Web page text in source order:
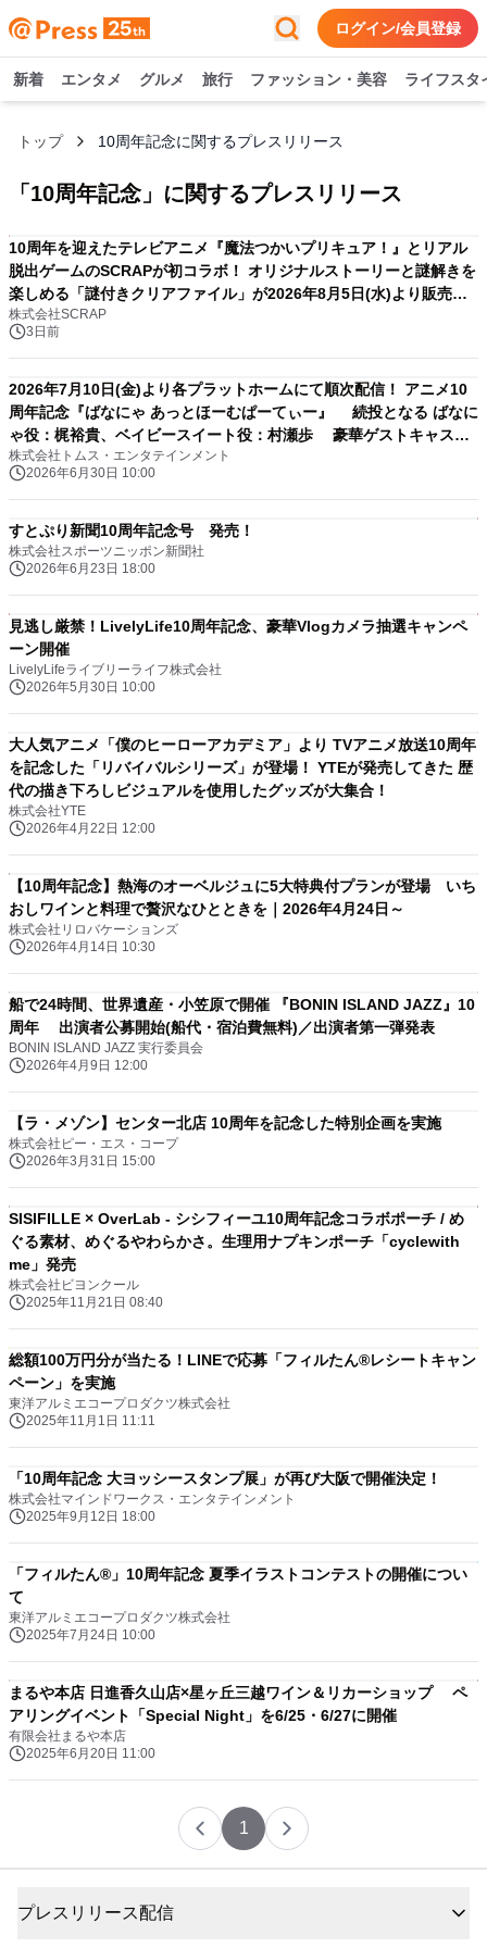
ログイン/会員登録
新着 エンタメ グルメ 旅行 ファッション・美容 ライフスタ
トップ 10周年記念に関するプレスリリース
「 10周年記念」に関するプレスリリース
10周年を迎えたテレビアニメ『魔法つかいプリキュア！』とリアル
脱出ゲームのSCRAPが初コラボ！ オリジナルストーリーと謎解きを
楽しめる「謎付きクリアファイル」が2026年8月5日(水)より販売！
アニメで声優を務めた高橋李依さん、堀江由衣さん、早見沙織さ
ん、齋藤彩夏さんの体験コメントも到着!!
株式会社SCRAP
3日前
2026年7月10日(金)より各プラットホームにて順次配信！ アニメ10
周年記念『ばなにゃ あっとほーむぱーてぃー』 続投となる ばなに
ゃ役：梶裕貴、ベイビースイート役：村瀬歩 豪華ゲストキャスト3
名 種崎敦美／伊藤ゆいな／森川智之の オフィシャルコメントが解
禁！
株式会社トムス・エンタテインメント
2026年6月30日 10:00
すとぷり新聞10周年記念号 発売！
株式会社スポーツニッポン新聞社
2026年6月23日 18:00
見逃し厳禁！LivelyLife10周年記念、豪華Vlogカメラ抽選キャンペ
ーン開催
LivelyLifeライブリーライフ株式会社
2026年5月30日 10:00
大人気アニメ「僕のヒーローアカデミア」より TVアニメ放送10周年
を記念した「リバイバルシリーズ」が登場！ YTEが発売してきた 歴
代の描き下ろしビジュアルを使用したグッズが大集合！
株式会社YTE
2026年4月22日 12:00
【10周年記念】熱海のオーベルジュに5大特典付プランが登場 いち
おしワインと料理で贅沢なひとときを｜2026年4月24日～
株式会社リロバケーションズ
2026年4月14日 10:30
船で24時間、世界遺産・小笠原で開催 『BONIN ISLAND JAZZ』10
周年 出演者公募開始(船代・宿泊費無料)／出演者第一弾発表
BONIN ISLAND JAZZ 実行委員会
2026年4月9日 12:00
【ラ・メゾン】センター北店 10周年を記念した特別企画を実施
株式会社ピー・エス・コープ
2026年3月31日 15:00
SISIFILLE × OverLab - シシフィーユ10周年記念コラボポーチ / め
ぐる素材、めぐるやわらかさ。生理用ナプキンポーチ「cyclewith
me」発売
株式会社ビヨンクール
2025年11月21日 08:40
総額100万円分が当たる！LINEで応募「フィルたん®レシートキャン
ペーン」を実施
東洋アルミエコープロダクツ株式会社
2025年11月1日 11:11
「10周年記念 大ヨッシースタンプ展」が再び大阪で開催決定！
株式会社マインドワークス・エンタテインメント
2025年9月12日 18:00
「フィルたん®」10周年記念 夏季イラストコンテストの開催につい
て
東洋アルミエコープロダクツ株式会社
2025年7月24日 10:00
まるや本店 日進香久山店×星ヶ丘三越ワイン＆リカーショップ ペ
アリングイベント「Special Night」を6/25・6/27に開催
有限会社まるや本店
2025年6月20日 11:00
1
プレスリリース配信